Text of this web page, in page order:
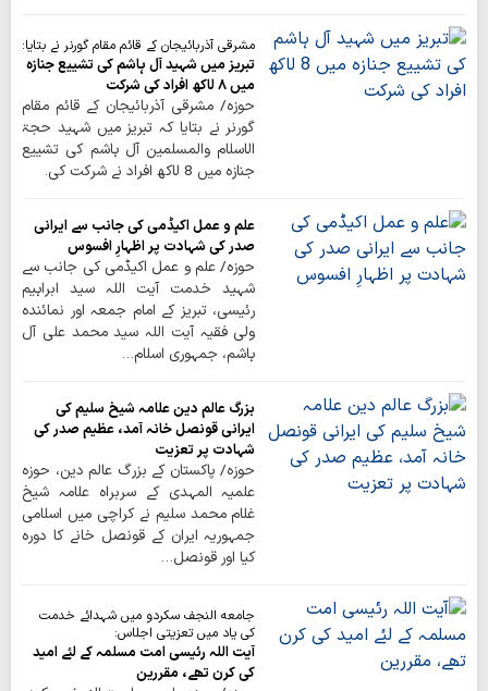
مشرقی آذربائیجان کے قائم مقام گورنر نے بتایا:
تبریز میں شہید آل ہاشم کی تشییع جنازہ
میں 8 لاکھ افراد کی شرکت
حوزہ/ مشرقی آذربائیجان کے قائم مقام
گورنر نے بتایا کہ تبریز میں شہید حجۃ
الاسلام والمسلمین آل ہاشم کی تشییع
جنازہ میں 8 لاکھ افراد نے شرکت کی۔
علم و عمل اکیڈمی کی جانب سے ایرانی
صدر کی شہادت پر اظہارِ افسوس
حوزہ/ علم و عمل اکیڈمی کی جانب سے
شہید خدمت آیت اللہ سید ابراہیم
رئیسی، تبریز کے امام جمعہ اور نمائندہ
ولی فقیہ آیت اللہ سید محمد علی آل
ہاشم، جمہوری اسلام…
بزرگ عالم دین علامہ شیخ سلیم کی
ایرانی قونصل خانہ آمد، عظیم صدر کی
شہادت پر تعزیت
حوزہ/ پاکستان کے بزرگ عالم دین، حوزہ
علمیہ المہدی کے سربراہ علامہ شیخ
غلام محمد سلیم نے کراچی میں اسلامی
جمہوریہ ایران کے قونصل خانے کا دورہ
کیا اور قونصل…
جامعه النجف سکردو میں شہدائے خدمت
کی یاد میں تعزیتی اجلاس:
آیت اللہ رئیسی امت مسلمہ کے لئے امید
کی کرن تھے، مقررین